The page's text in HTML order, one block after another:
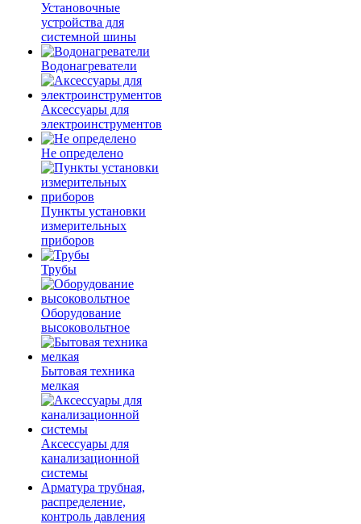
Установочные
устройства для
системной шины
Водонагреватели
Аксессуары для
электроинструментов
Не определено
Пункты установки
измерительных
приборов
Трубы
Оборудование
высоковольтное
Бытовая техника
мелкая
Аксессуары для
канализационной
системы
Арматура трубная,
распределение,
контроль давления